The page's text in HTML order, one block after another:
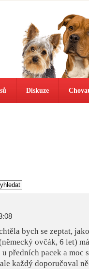
Diskuze
bych se zeptat,
ovčák, 6 let)
předních pacek a moc
každý doporučoval